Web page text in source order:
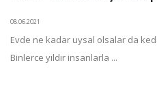
08.06.2021
Evde ne kadar uysal olsalar da
Binlerce yıldır insanlarla ...